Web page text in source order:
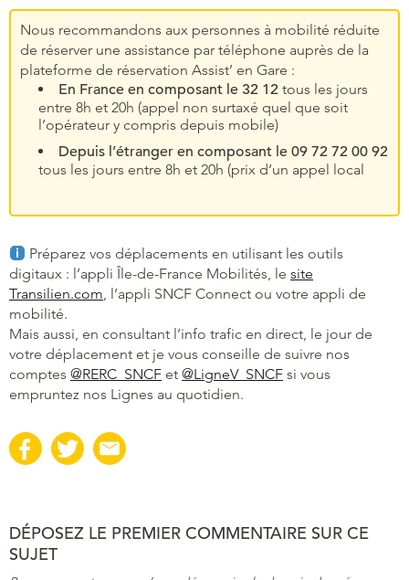
Nous recommandons aux personnes à mobilité réduite
de réserver une assistance par téléphone auprès de la
plateforme de réservation Assist’ en Gare :
En France en composant le 32 12 tous les jours
entre 8h et 20h (appel non surtaxé quel que soit
l’opérateur y compris depuis mobile)
Depuis l’étranger en composant le 09 72 72 00 92
tous les jours entre 8h et 20h (prix d’un appel local
Préparez vos déplacements en utilisant les outils
digitaux : l’appli Île-de-France Mobilités, le site
Transilien.com, l’appli SNCF Connect ou votre appli de
mobilité.
Mais aussi, en consultant l’info trafic en direct, le jour de
votre déplacement et je vous conseille de suivre nos
comptes @RERC_SNCF et @LigneV_SNCF si vous
empruntez nos Lignes au quotidien.
DÉPOSEZ LE PREMIER COMMENTAIRE SUR CE
SUJET